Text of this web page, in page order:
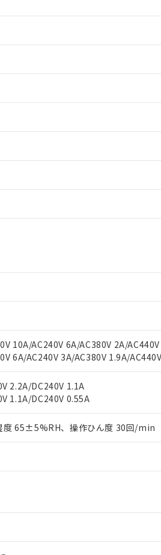
10A/AC240V 6A/AC380V 2A/
6A/AC240V 3A/AC380V 1.9A/
2.2A/DC240V 1.1A
1.1A/DC240V 0.55A
65±5%RH、操作ひん度 30回/min
のうえご利用ください。
事業取扱商品の当社在庫状況および標
中には、本サービスの対象外となる商
の実際の在庫および標準価格とは異な
格はお客様のお取引先、またはお客様
。
社販売拠点は「販売ネットワーク
」
を当社の事前の承諾なく第三者に漏洩
作成サービス）をご利用いただくには
当社にご登録された部品リストについ
人情報の共同利用に関して"
の「1.
質）の非含有に対応した製品が提供可
の非含有に対応した製品に切り替え
物質）の非含有に非対応の商品で、対
で、有害物質有無と関係のない商品で
としていたものが、含有品と判明し
下、 カドミウム(Cd) 100ppm以下、
フェニル類(PBB) 1000ppm以下、ポリ臭化ジ
に対する適用除外項目は除く。
を超える意図的な使用がないことを確認していま
、予定月が前後することがあります。
することができます。
へお問い合わせください。
カドミウム) : 100ppm、
化ビフェニル類) : 1000ppm、 PBDEs(ポリ臭化
フタル酸ジイソブチル) : 1000ppm、 BBP(フタル
てが基準値以下であることを示しま
有害物質が外部に漏えいし、環境に
ち、外国為替および外国貿易法に定め
供する場合は、日本国政府の輸出許可(
合は、完全に破砕するなど、違法に輸
ミサイル、化学兵器、生物兵器または
販売する場合は、上記1、2および3の
売に係わる関係者が違法に輸出するお
庫あり
については、お客様のお取引先、また
にご確認ください)
状況の情報を公開していない機種